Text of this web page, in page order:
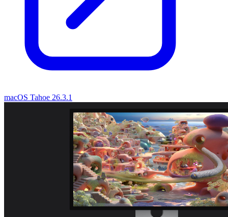
macOS Tahoe 26.3.1